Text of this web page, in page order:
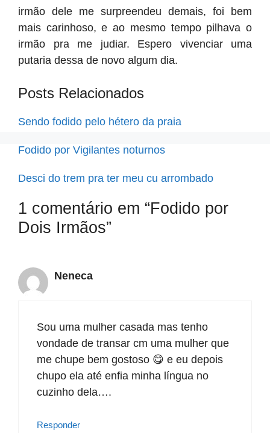
irmão dele me surpreendeu demais, foi bem
mais carinhoso, e ao mesmo tempo pilhava o
irmão pra me judiar. Espero vivenciar uma
putaria dessa de novo algum dia.
Posts Relacionados
Sendo fodido pelo hétero da praia
Fodido por Vigilantes noturnos
Desci do trem pra ter meu cu arrombado
1 comentário em “Fodido por
Dois Irmãos”
Neneca
Sou uma mulher casada mas tenho
vondade de transar cm uma mulher que
me chupe bem gostoso 😋 e eu depois
chupo ela até enfia minha língua no
cuzinho dela….
Responder